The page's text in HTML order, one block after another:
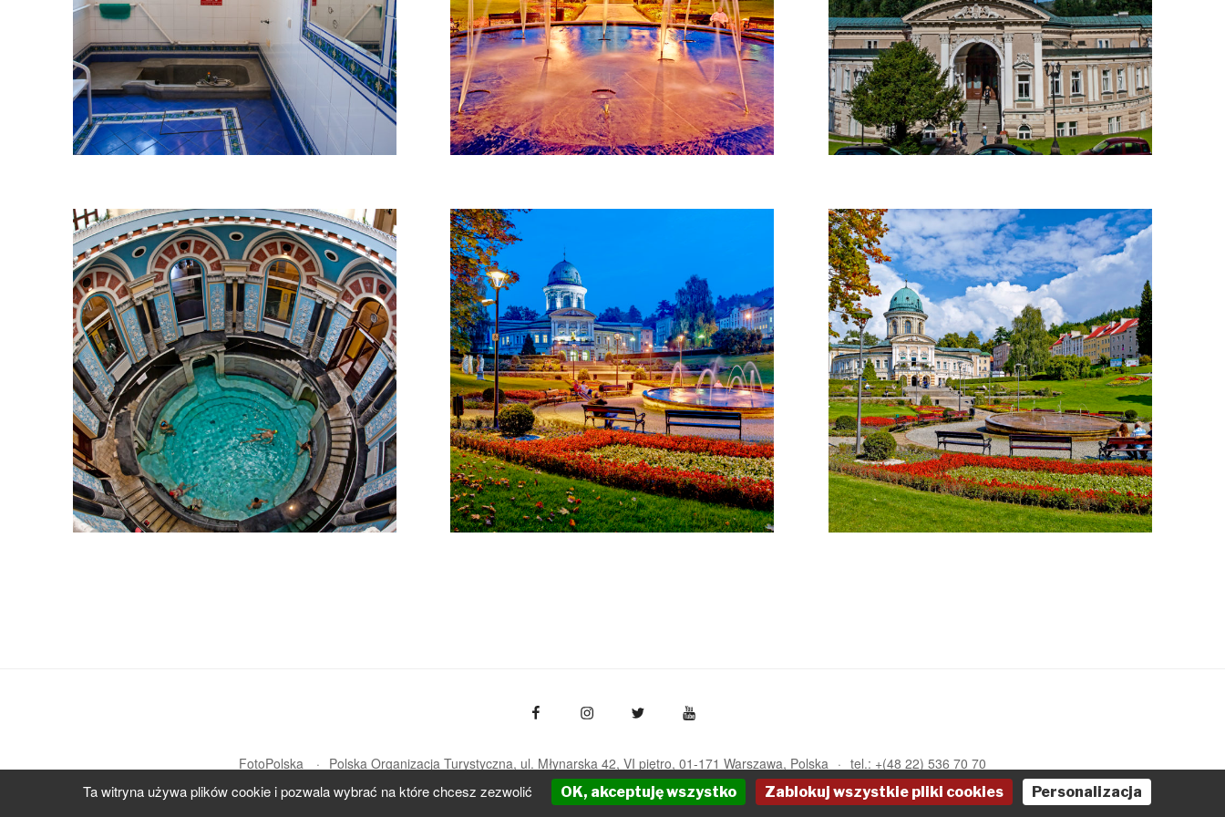
FotoPolska Polska Organizacja Turystyczna, ul. Młynarska 42, VI piętro, 01-171 Warszawa Polska
tel.: +(48 22) 536 70 70
pot@pot.gov.pl | www.pot.gov.pl | www.polska.travel
Ta witryna używa plików cookie i pozwala wybrać na które chcesz zezwolić OK, akceptuję wszystko Zablokuj wszystkie pliki cookies Personalizacja